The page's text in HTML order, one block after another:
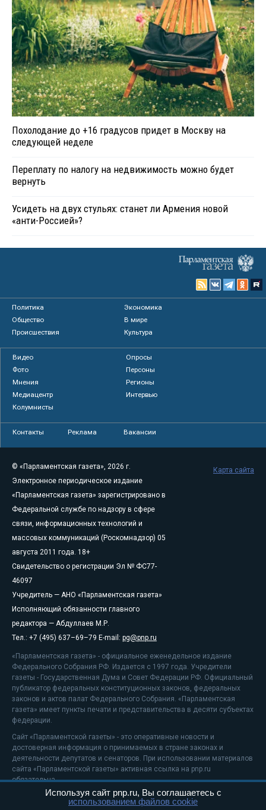
Похолодание до +16 градусов придет в Москву на
следующей неделе
Переплату по налогу на недвижимость можно будет
вернуть
Усидеть на двух стульях: станет ли Армения новой
«анти-Россией»?
Политика
Экономика
Общество
В мире
Происшествия
Культура
Видео
Опросы
Фото
Персоны
Мнения
Регионы
Медиацентр
Интервью
Колумнисты
Контакты Реклама Вакансии
© «Парламентская газета», 2026 г.
Электронное периодическое издание
«Парламентская газета» зарегистрировано в
Федеральной службе по надзору в сфере
связи, информационных технологий и
массовых коммуникаций (Роскомнадзор) 05
августа 2011 года. 18+
Свидетельство о регистрации Эл № ФС77-
46097
Учредитель — АНО «Парламентская газета»
Исполняющий обязанности главного
редактора — Абдуллаев М.Р.
Тел.: +7 (495) 637–69–79 E-mail: pg@pnp.ru
«Парламентская газета» - официальное еженедельное издание
Федерального Собрания РФ. Издается с 1997 года. Учредители
газеты - Государственная Дума и Совет Федерации РФ. Официальный
публикатор федеральных конституционных законов, федеральных
законов и актов палат Федерального Собрания. «Парламентская
газета» имеет пункты печати и представительства в десяти субъектах
федерации.
Сайт «Парламентской газеты» - это оперативные новости и
достоверная информация о принимаемых в стране законах и
деятельности депутатов и сенаторов. При использовании материалов
сайта «Парламентской газеты» активная ссылка на pnp.ru
обязательна.
На информационном ресурсе применяютсярекомендательные
Карта сайта
Используя сайт pnp.ru, Вы соглашаетесь с
использованием файлов cookie